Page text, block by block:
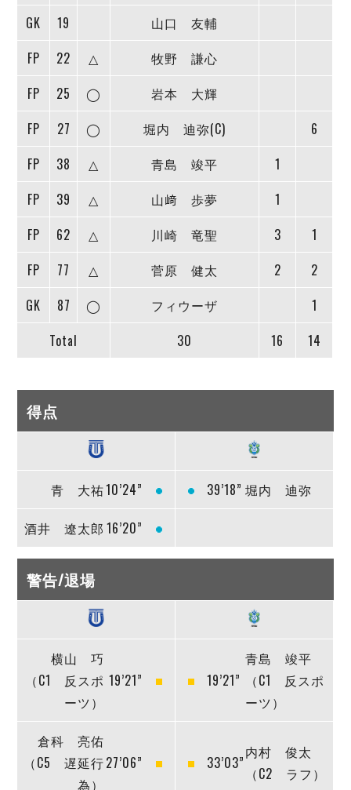
GK
19
山口 友輔
FP
22 △
牧野 謙心
FP
25 ◯
岩本 大輝
FP
27 ◯ 堀内 迪弥(C)
6
FP
38 △ 青島 竣平
1
FP
39 △ 山﨑 歩夢
1
FP
62 △ 川崎 竜聖 3
1
FP
77 △ 菅原 健太 2
2
GK
87 ◯ フィウーザ
1
Total
30 16 14
得点
青 大祐10’24” 39’18” 堀内 迪弥
酒井 遼太郎 16’20”
警告/退場
横山 巧
（C1 反スポ
ーツ）
19’21” 19’21”
青島 竣平
（C1 反スポ
ーツ）
倉科 亮佑
（C5 遅延行
為）
27’06” 33’03”
内村 俊太
（C2 ラフ）